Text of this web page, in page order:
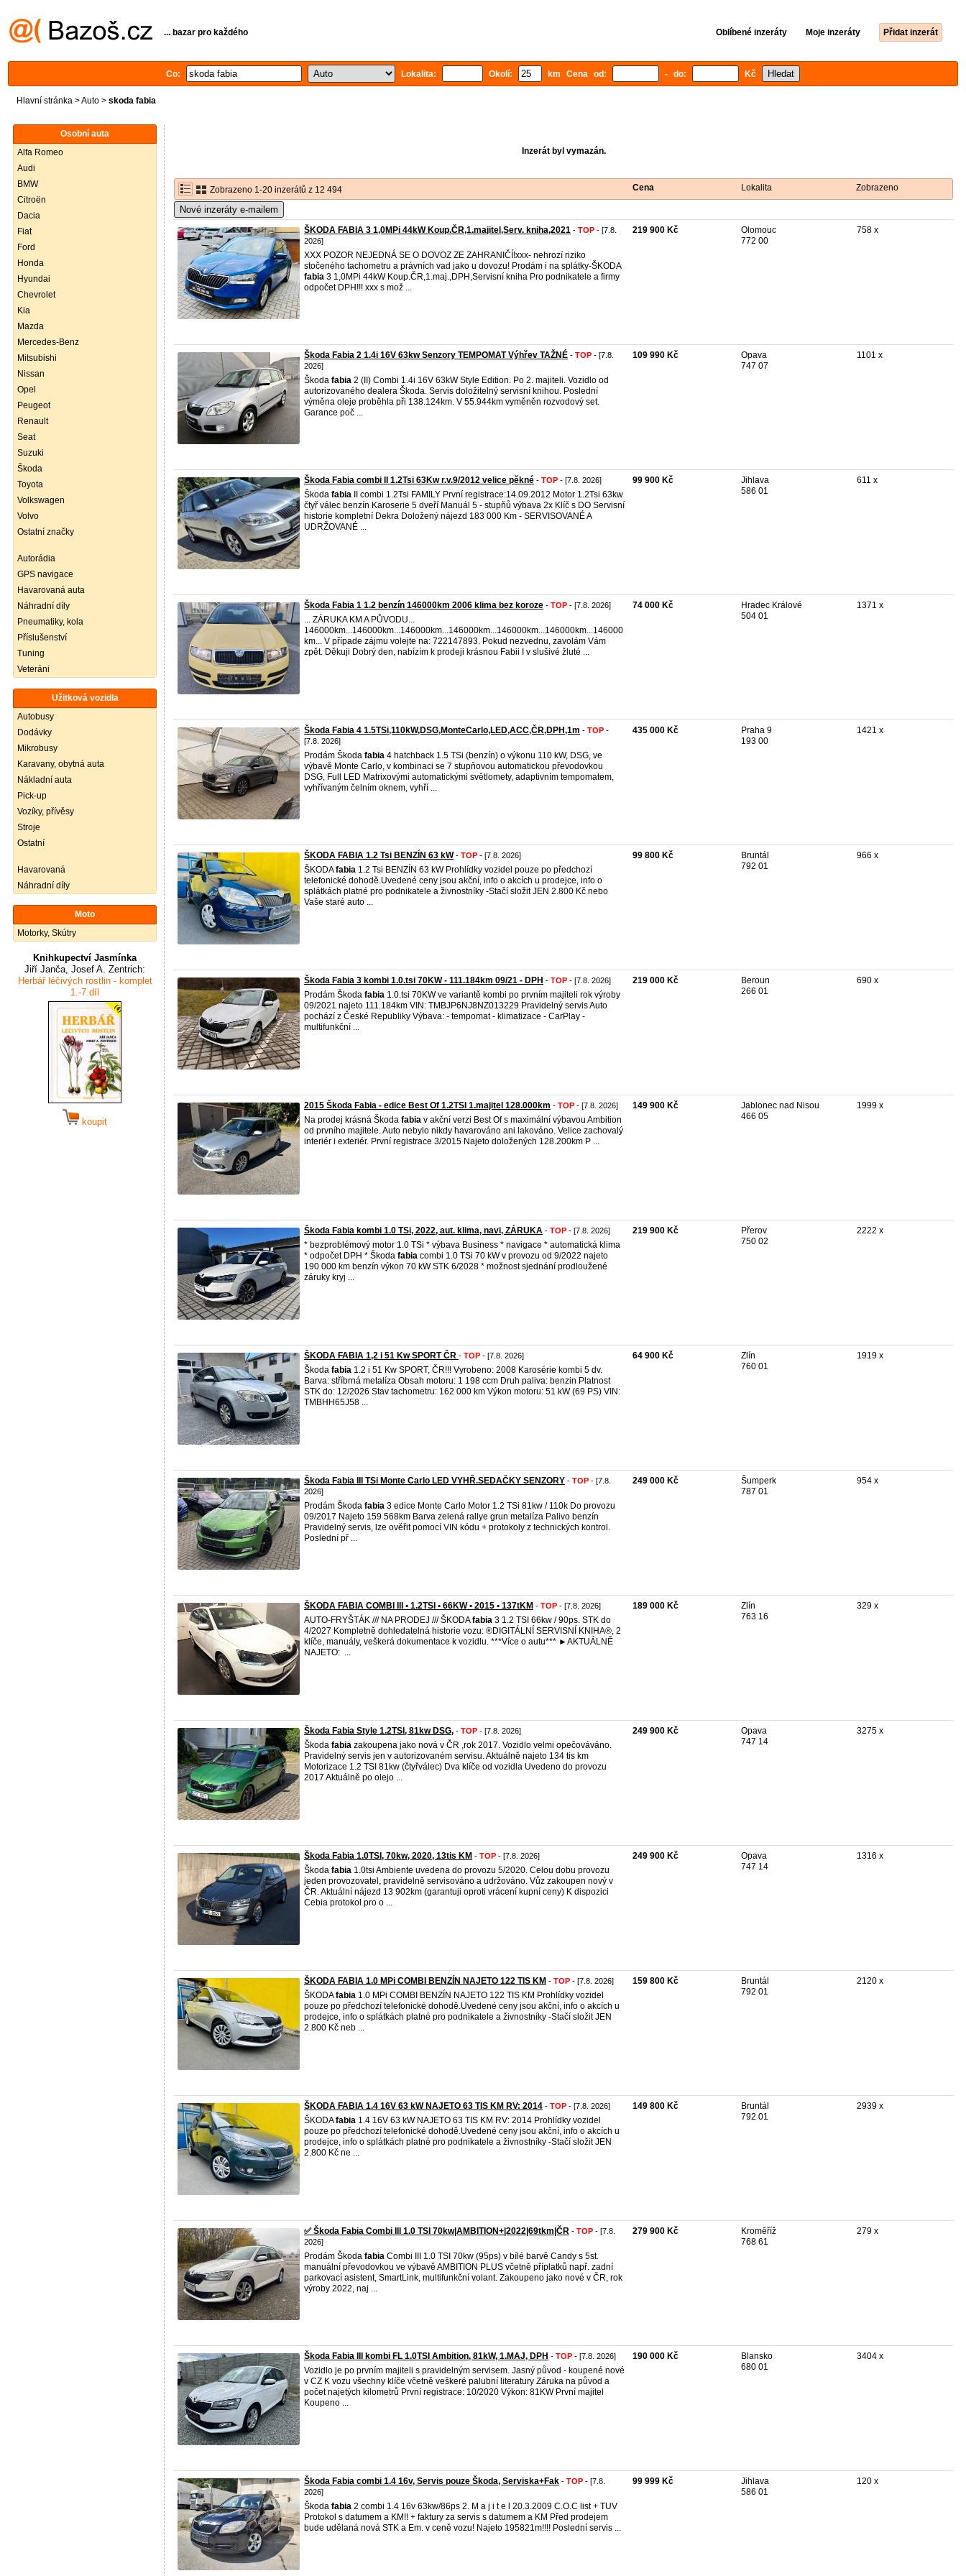
... bazar pro každého Oblíbené inzeráty Moje inzeráty Přidat inzerát
Co: Lokalita: Okolí: km Cena od: - do: Kč
Hlavní stránka >Auto > skoda fabia
Osobní auta
Alfa Romeo
Audi
BMW
Citroën
Dacia
Fiat
Ford
Honda
Hyundai
Chevrolet
Kia
Mazda
Mercedes-Benz
Mitsubishi
Nissan
Opel
Peugeot
Renault
Seat
Suzuki
Škoda
Toyota
Volkswagen
Volvo
Ostatní značky
Autorádia
GPS navigace
Havarovaná auta
Náhradní díly
Pneumatiky, kola
Příslušenství
Tuning
Veteráni
Užitková vozidla
Autobusy
Dodávky
Mikrobusy
Karavany, obytná auta
Nákladní auta
Pick-up
Vozíky, přívěsy
Stroje
Ostatní
Havarovaná
Náhradní díly
Moto
Motorky, Skútry
Knihkupectví Jasmínka
Jiří Janča, Josef A. Zentrich:
Herbář léčivých rostlin - komplet
1.-7.díl
koupit
Inzerát byl vymazán.
Zobrazeno 1-20 inzerátů z 12 494 Cena Lokalita Zobrazeno
Nové inzeráty e-mailem
ŠKODA FABIA 3 1,0MPi 44kW Koup.ČR,1.majitel,Serv. kniha,2021 - TOP - [7.8.
2026]
XXX POZOR NEJEDNÁ SE O DOVOZ ZE ZAHRANIČÍ!xxx- nehrozí riziko
stočeného tachometru a právních vad jako u dovozu! Prodám i na splátky-ŠKODA
fabia 3 1,0MPi 44kW Koup.ČR,1.maj.,DPH,Servisní kniha Pro podnikatele a firmy
odpočet DPH!!! xxx s mož ...
219 900 Kč
Olomouc
772 00
758 x
Škoda Fabia 2 1.4i 16V 63kw Senzory TEMPOMAT Výhřev TAŽNÉ - TOP - [7.8.
2026]
Škoda fabia 2 (II) Combi 1.4i 16V 63kW Style Edition. Po 2. majiteli. Vozidlo od
autorizovaného dealera Škoda. Servis doložitelný servisní knihou. Poslední
výměna oleje proběhla při 138.124km. V 55.944km vyměněn rozvodový set.
Garance poč ...
109 990 Kč
Opava
747 07
1101 x
Škoda Fabia combi II 1.2Tsi 63Kw r.v.9/2012 velice pěkné - TOP - [7.8. 2026]
Škoda fabia II combi 1.2Tsi FAMILY První registrace:14.09.2012 Motor 1.2Tsi 63kw
čtyř válec benzín Karoserie 5 dveří Manuál 5 - stupňů výbava 2x Klíč s DO Servisní
historie kompletní Dekra Doložený nájezd 183 000 Km - SERVISOVANÉ A
UDRŽOVANÉ ...
99 900 Kč
Jihlava
586 01
611 x
Škoda Fabia 1 1.2 benzín 146000km 2006 klima bez koroze - TOP - [7.8. 2026]
... ZÁRUKA KM A PŮVODU...
146000km...146000km...146000km...146000km...146000km...146000km...146000
km... V případe zájmu volejte na: 722147893. Pokud nezvednu, zavolám Vám
zpět. Děkuji Dobrý den, nabízím k prodeji krásnou Fabii I v slušivé žluté ...
74 000 Kč
Hradec Králové
504 01
1371 x
Škoda Fabia 4 1.5TSi,110kW,DSG,MonteCarlo,LED,ACC,ČR,DPH,1m - TOP -
[7.8. 2026]
Prodám Škoda fabia 4 hatchback 1.5 TSi (benzín) o výkonu 110 kW, DSG, ve
výbavě Monte Carlo, v kombinaci se 7 stupňovou automatickou převodovkou
DSG, Full LED Matrixovými automatickými světlomety, adaptivním tempomatem,
vyhřívaným čelním oknem, vyhří ...
435 000 Kč
Praha 9
193 00
1421 x
ŠKODA FABIA 1.2 Tsi BENZÍN 63 kW- TOP - [7.8. 2026]
ŠKODAfabia 1.2 Tsi BENZÍN 63 kW Prohlídky vozidel pouze po předchozí
telefonické dohodě.Uvedené ceny jsou akční, info o akcích u prodejce, info o
splátkách platné pro podnikatele a živnostníky -Stačí složit JEN 2.800 Kč nebo
Vaše staré auto ...
99 800 Kč
Bruntál
792 01
966 x
Škoda Fabia 3 kombi 1.0.tsi 70KW - 111.184km 09/21 - DPH - TOP - [7.8. 2026]
Prodám Škoda fabia 1.0.tsi 70KW ve variantě kombi po prvním majiteli rok výroby
09/2021 najeto 111.184km VIN: TMBJP6NJ8NZ013229 Pravidelný servis Auto
pochází z České Republiky Výbava: - tempomat - klimatizace - CarPlay -
multifunkční ...
219 000 Kč
Beroun
266 01
690 x
2015 Škoda Fabia - edice Best Of 1.2TSI 1.majitel 128.000km - TOP - [7.8. 2026]
Na prodej krásná Škoda fabia v akční verzi Best Of s maximální výbavou Ambition
od prvního majitele. Auto nebylo nikdy havarováno ani lakováno. Velice zachovalý
interiér i exteriér. První registrace 3/2015 Najeto doložených 128.200km P ...
149 900 Kč
Jablonec nad Nisou
466 05
1999 x
Škoda Fabia kombi 1.0 TSi, 2022, aut. klima, navi, ZÁRUKA - TOP - [7.8. 2026]
* bezproblémový motor 1.0 TSi * výbava Business * navigace * automatická klima
* odpočet DPH * Škoda fabia combi 1.0 TSi 70 kW v provozu od 9/2022 najeto
190 000 km benzín výkon 70 kW STK 6/2028 * možnost sjednání prodloužené
záruky kryj ...
219 900 Kč
Přerov
750 02
2222 x
ŠKODA FABIA 1,2 i 51 Kw SPORT ČR - TOP - [7.8. 2026]
Škoda fabia 1.2 i 51 Kw SPORT, ČR!!! Vyrobeno: 2008 Karosérie kombi 5 dv.
Barva: stříbrná metalíza Obsah motoru: 1 198 ccm Druh paliva: benzin Platnost
STK do: 12/2026 Stav tachometru: 162 000 km Výkon motoru: 51 kW (69 PS) VIN:
TMBHH65J58 ...
64 900 Kč
Zlín
760 01
1919 x
Škoda Fabia III TSi Monte Carlo LED VYHŘ.SEDAČKY SENZORY - TOP - [7.8.
2026]
Prodám Škoda fabia 3 edice Monte Carlo Motor 1.2 TSi 81kw / 110k Do provozu
09/2017 Najeto 159 568km Barva zelená rallye grun metalíza Palivo benzín
Pravidelný servis, lze ověřit pomocí VIN kódu + protokoly z technických kontrol.
Poslední př ...
249 000 Kč
Šumperk
787 01
954 x
ŠKODA FABIA COMBI III • 1.2TSI • 66KW • 2015 • 137tKM - TOP - [7.8. 2026]
AUTO-FRYŠTÁK /// NA PRODEJ /// ŠKODAfabia 3 1.2 TSI 66kw / 90ps. STK do
4/2027 Kompletně dohledatelná historie vozu: ®DIGITÁLNÍ SERVISNÍ KNIHA®, 2
klíče, manuály, veškerá dokumentace k vozidlu. ***Více o autu*** ►AKTUÁLNĚ
NAJETO: ‪ ...
189 000 Kč
Zlín
763 16
329 x
Škoda Fabia Style 1.2TSI, 81kw DSG, - TOP - [7.8. 2026]
Škoda fabia zakoupena jako nová v ČR ,rok 2017. Vozidlo velmi opečováváno.
Pravidelný servis jen v autorizovaném servisu. Aktuálně najeto 134 tis km
Motorizace 1.2 TSI 81kw (čtyřválec) Dva klíče od vozidla Uvedeno do provozu
2017 Aktuálně po olejo ...
249 900 Kč
Opava
747 14
3275 x
Škoda Fabia 1.0TSI, 70kw, 2020, 13tis KM - TOP - [7.8. 2026]
Škoda fabia 1.0tsi Ambiente uvedena do provozu 5/2020. Celou dobu provozu
jeden provozovatel, pravidelně servisováno a udržováno. Vůz zakoupen nový v
ČR. Aktuální nájezd 13 902km (garantuji oproti vrácení kupní ceny) K dispozici
Cebia protokol pro o ...
249 900 Kč
Opava
747 14
1316 x
ŠKODA FABIA 1.0 MPi COMBI BENZÍN NAJETO 122 TIS KM - TOP - [7.8. 2026]
ŠKODAfabia 1.0 MPi COMBI BENZÍN NAJETO 122 TIS KM Prohlídky vozidel
pouze po předchozí telefonické dohodě.Uvedené ceny jsou akční, info o akcích u
prodejce, info o splátkách platné pro podnikatele a živnostníky -Stačí složit JEN
2.800 Kč neb ...
159 800 Kč
Bruntál
792 01
2120 x
ŠKODA FABIA 1.4 16V 63 kW NAJETO 63 TIS KM RV: 2014 - TOP - [7.8. 2026]
ŠKODAfabia 1.4 16V 63 kW NAJETO 63 TIS KM RV: 2014 Prohlídky vozidel
pouze po předchozí telefonické dohodě.Uvedené ceny jsou akční, info o akcích u
prodejce, info o splátkách platné pro podnikatele a živnostníky -Stačí složit JEN
2.800 Kč ne ...
149 800 Kč
Bruntál
792 01
2939 x
✅ Škoda Fabia Combi III 1.0 TSI 70kw|AMBITION+|2022|69tkm|ČR - TOP - [7.8.
2026]
Prodám Škoda fabia Combi III 1.0 TSI 70kw (95ps) v bílé barvě Candy s 5st.
manuální převodovkou ve výbavě AMBITION PLUS včetně příplatků např. zadní
parkovací asistent, SmartLink, multifunkční volant. Zakoupeno jako nové v ČR, rok
výroby 2022, naj ...
279 900 Kč
Kroměříž
768 61
279 x
Škoda Fabia III kombi FL 1.0TSI Ambition, 81kW, 1.MAJ, DPH - TOP - [7.8. 2026]
Vozidlo je po prvním majiteli s pravidelným servisem. Jasný původ - koupené nové
v CZ K vozu všechny klíče včetně veškeré palubní literatury Záruka na původ a
počet najetých kilometrů První registrace: 10/2020 Výkon: 81KW První majitel
Koupeno ...
190 000 Kč
Blansko
680 01
3404 x
Škoda Fabia combi 1.4 16v, Servis pouze Škoda, Serviska+Fak - TOP - [7.8.
2026]
Škoda fabia 2 combi 1.4 16v 63kw/86ps 2. M a j i t e l 20.3.2009 C.O.C list + TUV
Protokol s datumem a KM!! + faktury za servis s datumem a KM Před prodejem
bude udělaná nová STK a Em. v ceně vozu! Najeto 195821m!!!! Poslední servis ...
99 999 Kč
Jihlava
586 01
120 x